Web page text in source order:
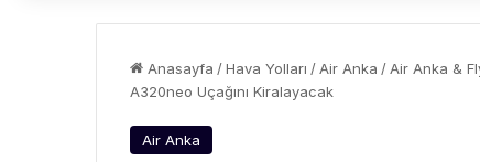
Anasayfa /Hava Yolları /Air Anka /Air Anka &
A320neo Uçağını Kiralayacak
Air Anka